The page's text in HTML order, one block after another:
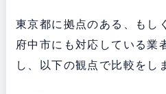
東京都に拠点のある、もし
府中市にも対応している業
し、以下の観点で比較をし